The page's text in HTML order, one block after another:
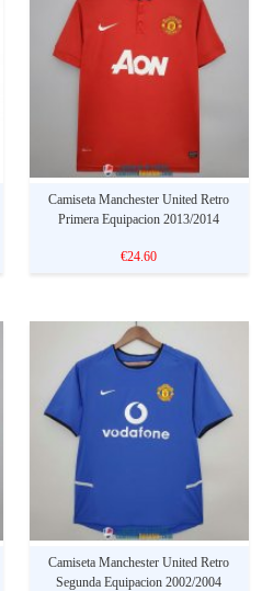
Camiseta Manchester United Retro
Primera Equipacion 2013/2014
€24.60
Camiseta Manchester United Retro
Segunda Equipacion 2002/2004